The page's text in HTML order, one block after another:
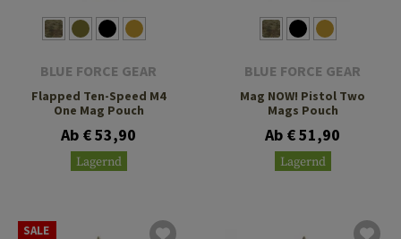
BLUE FORCE GEAR
Flapped Ten-Speed M4
One Mag Pouch
Ab € 53,90
Lagernd
BLUE FORCE GEAR
Mag NOW! Pistol Two
Mags Pouch
Ab € 51,90
Lagernd
SALE